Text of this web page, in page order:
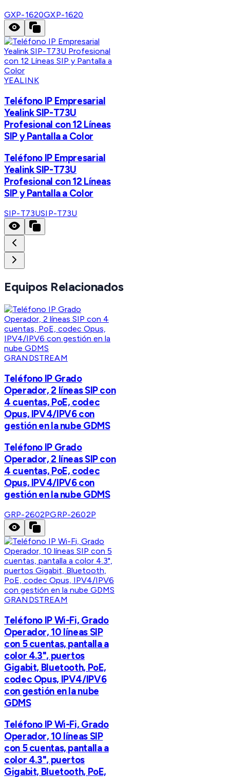
GXP-1620GXP-1620
YEALINK
Teléfono IP Empresarial
Yealink SIP-T73U
Profesional con 12 Líneas
SIP y Pantalla a Color
Teléfono IP Empresarial
Yealink SIP-T73U
Profesional con 12 Líneas
SIP y Pantalla a Color
SIP-T73USIP-T73U
Equipos Relacionados
GRANDSTREAM
Teléfono IP Grado
Operador, 2 líneas SIP con
4 cuentas, PoE, codec
Opus, IPV4/IPV6 con
gestión en la nube GDMS
Teléfono IP Grado
Operador, 2 líneas SIP con
4 cuentas, PoE, codec
Opus, IPV4/IPV6 con
gestión en la nube GDMS
GRP-2602PGRP-2602P
GRANDSTREAM
Teléfono IP Wi-Fi, Grado
Operador, 10 líneas SIP
con 5 cuentas, pantalla a
color 4.3", puertos
Gigabit, Bluetooth, PoE,
codec Opus, IPV4/IPV6
con gestión en la nube
GDMS
Teléfono IP Wi-Fi, Grado
Operador, 10 líneas SIP
con 5 cuentas, pantalla a
color 4.3", puertos
Gigabit, Bluetooth, PoE,